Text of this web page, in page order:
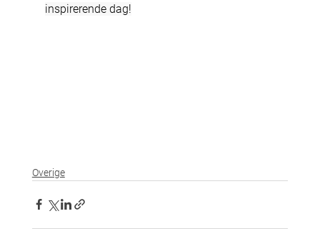
inspirerende dag!
Overige